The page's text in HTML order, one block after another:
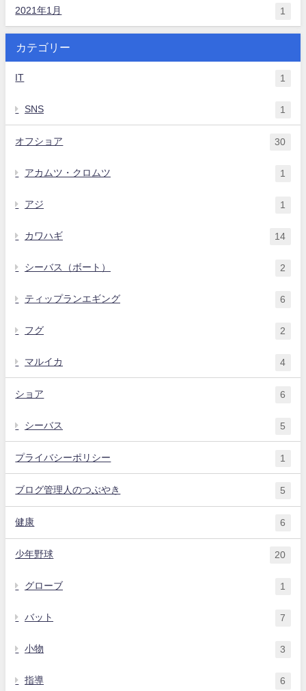
2021年1月 1
カテゴリー
IT 1
SNS 1
オフショア 30
アカムツ・クロムツ 1
アジ 1
カワハギ 14
シーバス（ボート） 2
ティップランエギング 6
フグ 2
マルイカ 4
ショア 6
シーバス 5
プライバシーポリシー 1
ブログ管理人のつぶやき 5
健康 6
少年野球 20
グローブ 1
バット 7
小物 3
指導 6